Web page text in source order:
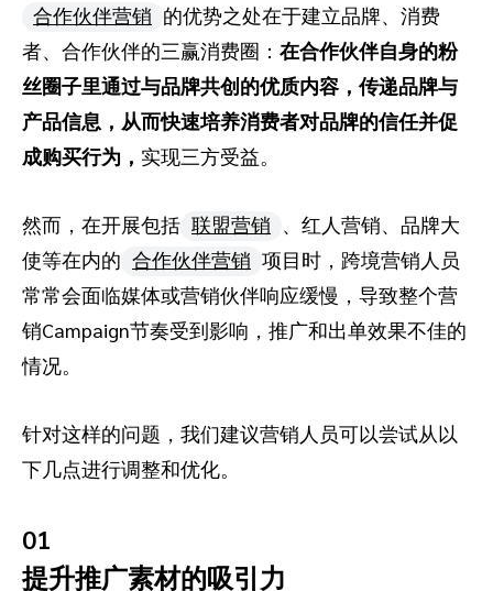
合作伙伴营销 的优势之处在于建立品牌、消费
者、合作伙伴的三赢消费圈： 在合作伙伴自身的粉
丝圈子里通过与品牌共创的优质内容，传递品牌与
产品信息，从而快速培养消费者对品牌的信任并促
成购买行为， 实现三方受益。
然而，在开展包括 联盟营销 、红人营销、品牌大
使等在内的 合作伙伴营销 项目时，跨境营销人员
常常会面临媒体或营销伙伴响应缓慢，导致整个营
销Campaign节奏受到影响，推广和出单效果不佳的
情况。
针对这样的问题，我们建议营销人员可以尝试从以
下几点进行调整和优化。
01
提升推广素材的吸引力